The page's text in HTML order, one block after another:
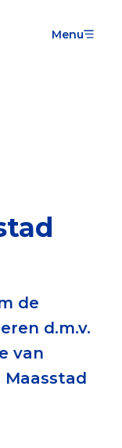
Menu
goed doel
de
d.m.v.
van